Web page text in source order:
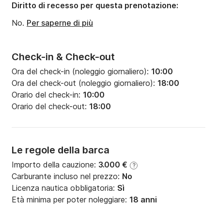
Check-in & Check-out
Ora del check-in (noleggio giornaliero): 10:00
Ora del check-out (noleggio giornaliero): 18:00
Orario del check-in: 10:00
Orario del check-out: 18:00
Le regole della barca
Importo della cauzione: 3.000 € ?
Carburante incluso nel prezzo: No
Licenza nautica obbligatoria: Sì
Età minima per poter noleggiare: 18 anni
Diritto di recesso per questa prenotazione:
No. Per saperne di più